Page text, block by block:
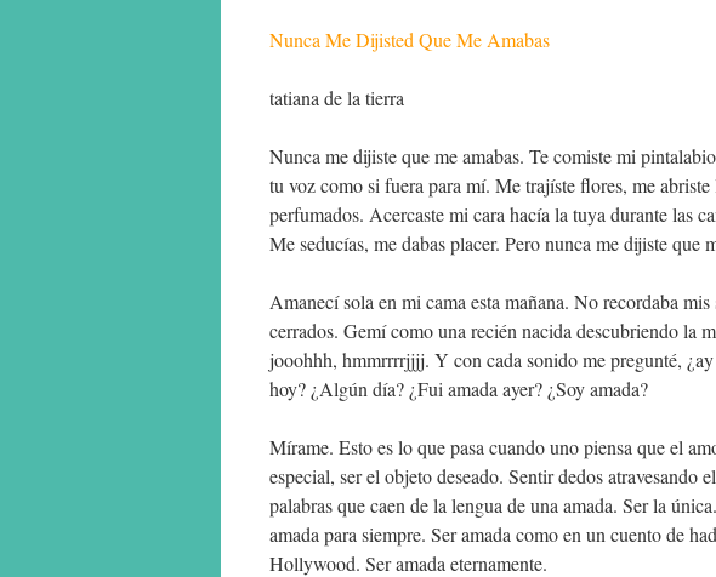
Nunca Me Dijisted Que Me Amabas
tatiana de la tierra
Nunca me dijiste que me amabas. Te comiste mi
tu voz como si fuera para mí. Me trajíste flores, me
perfumados. Acercaste mi cara hacía la tuya durante las
Me seducías, me dabas placer. Pero nunca me dijiste que
Amanecí sola en mi cama esta mañana. No recordaba
cerrados. Gemí como una recién nacida descubriendo la
jooohhh, hmmrrrrjjjj. Y con cada sonido me pregunté,
hoy? ¿Algún día? ¿Fui amada ayer? ¿Soy amada?
Mírame. Esto es lo que pasa cuando uno piensa que el
especial, ser el objeto deseado. Sentir dedos atravesando
palabras que caen de la lengua de una amada. Ser la
amada para siempre. Ser amada como en un cuento de
Hollywood. Ser amada eternamente.